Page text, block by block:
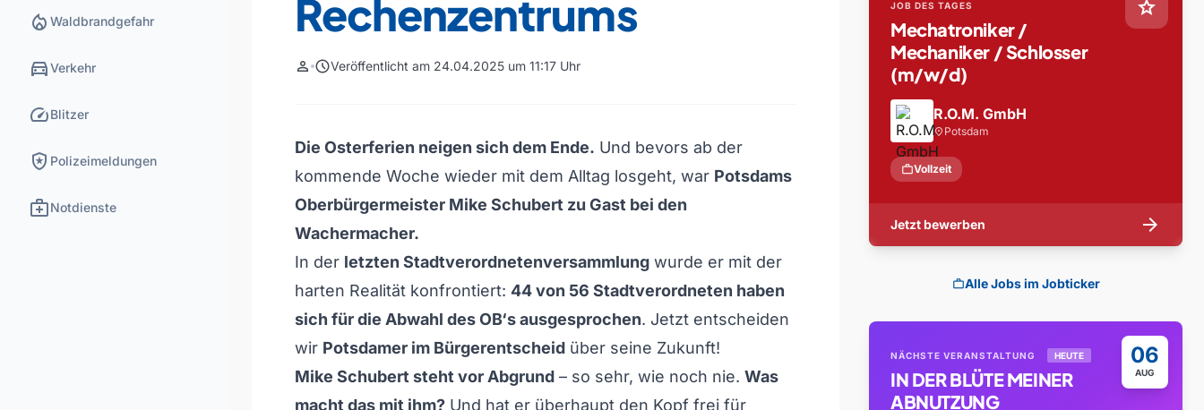
local_fire_department Waldbrandgefahr
directions_carVerkehr
speedBlitzer
local_police Polizeimeldungen
medical_servicesNotdienste
Rechenzentrums
person scheduleVeröffentlicht am 24.04.2025 um 11:17 Uhr
Die Osterferien neigen sich dem Ende. Und bevors ab der
kommende Woche wieder mit dem Alltag losgeht, war Potsdams
Oberbürgermeister Mike Schubert zu Gast bei den
Wachermacher.
In der letzten Stadtverordnetenversammlung wurde er mit der
harten Realität konfrontiert: 44 von 56 Stadtverordneten haben
sich für die Abwahl des OB‘s ausgesprochen. Jetzt entscheiden
wir Potsdamer im Bürgerentscheid über seine Zukunft!
Mike Schubert steht vor Abgrund – so sehr, wie noch nie. Was
macht das mit ihm? Und hat er überhaupt den Kopf frei für
star
JOB DES TAGES
Mechatroniker /
Mechaniker / Schlosser
(m/w/d)
R.O.M. GmbH
location_on Potsdam
workVollzeit
Jetzt bewerben arrow_forward
workAlle Jobs im Jobticker
06
AUG
NÄCHSTE VERANSTALTUNG HEUTE
IN DER BLÜTE MEINER
ABNUTZUNG